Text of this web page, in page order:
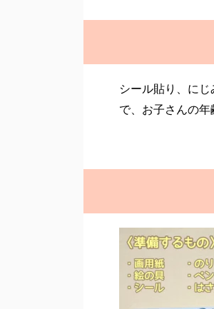
シール貼り、に
で、お子さんの